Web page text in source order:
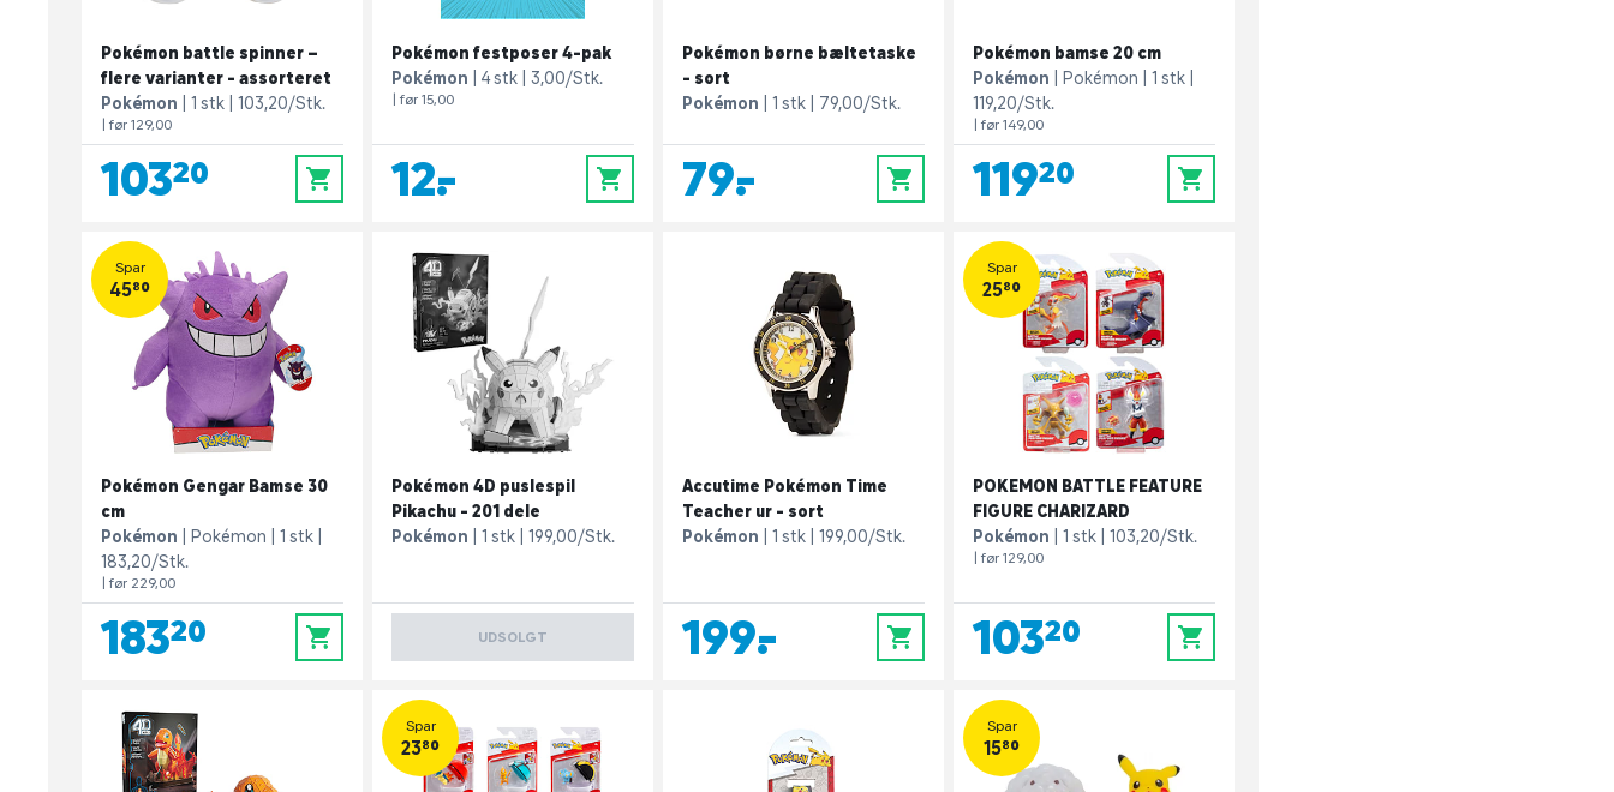
Pokémon battle spinner –
flere varianter - assorteret
Pokémon
1 stk 103,20/Stk.
| før 129,00
103,20 0
Pokémon festposer 4-pak
Pokémon
4 stk 3,00/Stk.
| før 15,00
12,- 0
Pokémon børne bæltetaske
- sort
Pokémon
1 stk 79,00/Stk.
79,- 0
Pokémon bamse 20 cm
Pokémon
Pokémon
1 stk
119,20/Stk.
| før 149,00
119,20 0
Spar
45,80
Pokémon Gengar Bamse 30
cm
Pokémon
Pokémon
1 stk
183,20/Stk.
| før 229,00
183,20 0
Pokémon 4D puslespil
Pikachu - 201 dele
Pokémon
1 stk 199,00/Stk.
UDSOLGT
Accutime Pokémon Time
Teacher ur - sort
Pokémon
1 stk 199,00/Stk.
199,- 0
Spar
25,80
POKEMON BATTLE FEATURE
FIGURE CHARIZARD
Pokémon
1 stk 103,20/Stk.
| før 129,00
103,20 0
Spar
23,80
Spar
15,80